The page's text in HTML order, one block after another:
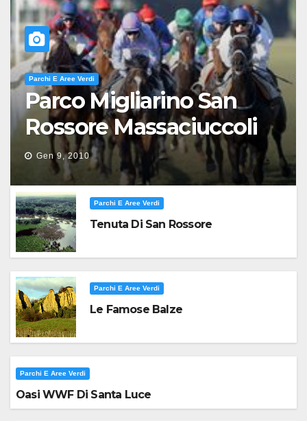
Parchi E Aree Verdi
Parco Migliarino San
Rossore Massaciuccoli
Gen 9, 2010
Parchi E Aree Verdi
Tenuta Di San Rossore
Parchi E Aree Verdi
Le Famose Balze
Parchi E Aree Verdi
Oasi WWF Di Santa Luce